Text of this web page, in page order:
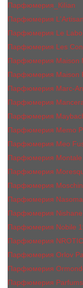
Парфюмерия_КiIiаn
Парфюмерия
Парфюмерия Le Labo
Парфюмерия Les
Парфюмерия Maison
Парфюмерия Maison
Парфюмерия Marc-
Парфюмерия
Парфюмерия
Парфюмерия Memo
Парфюмерия Meo
Парфюмерия Montale
Парфюмерия
Парфюмерия
Парфюмерия
Парфюмерия Nishane
Парфюмерия Nobile
Парфюмерия
Парфюмерия Orlov
Парфюмерия
Парфюмерия